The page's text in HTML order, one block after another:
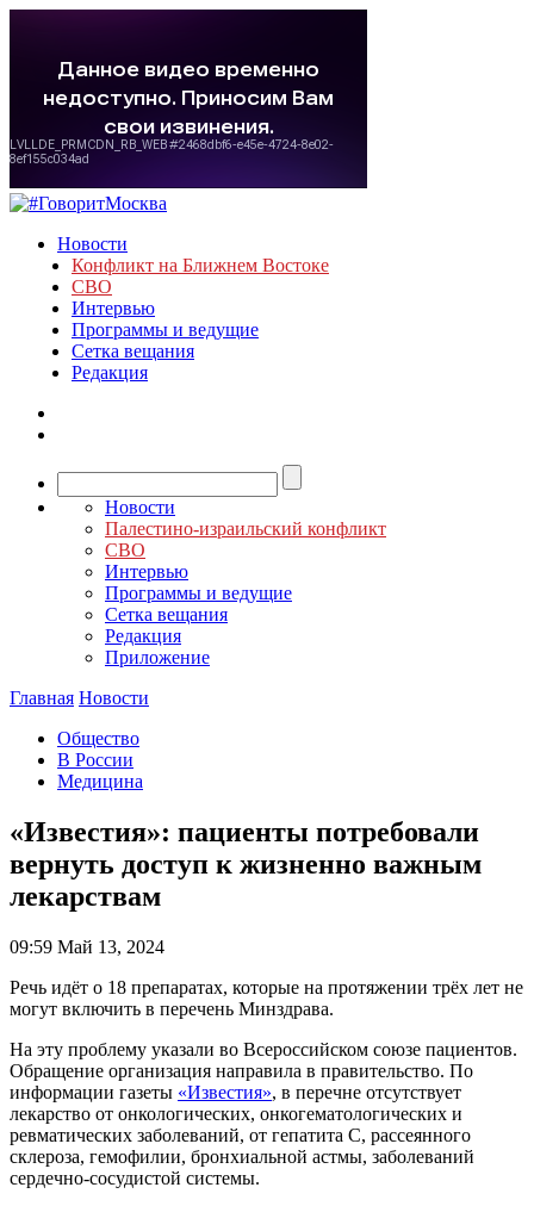
Новости
Конфликт на Ближнем Востоке
СВО
Интервью
Программы и ведущие
Сетка вещания
Редакция
Новости
Палестино-израильский конфликт
СВО
Интервью
Программы и ведущие
Сетка вещания
Редакция
Приложение
Главная Новости
Общество
В России
Медицина
«Известия»: пациенты потребовали
вернуть доступ к жизненно важным
лекарствам
09:59 Май 13, 2024
Речь идёт о 18 препаратах, которые на протяжении трёх лет не
могут включить в перечень Минздрава.
На эту проблему указали во Всероссийском союзе пациентов.
Обращение организация направила в правительство. По
информации газеты «Известия», в перечне отсутствует
лекарство от онкологических, онкогематологических и
ревматических заболеваний, от гепатита С, рассеянного
склероза, гемофилии, бронхиальной астмы, заболеваний
сердечно-сосудистой системы.